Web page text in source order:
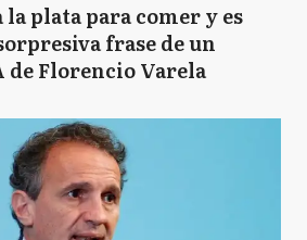
la plata para comer y es
frase de un
de Florencio Varela